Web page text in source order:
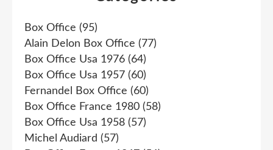
Box Office (95)
Alain Delon Box Office (77)
Box Office Usa 1976 (64)
Box Office Usa 1957 (60)
Fernandel Box Office (60)
Box Office France 1980 (58)
Box Office Usa 1958 (57)
Michel Audiard (57)